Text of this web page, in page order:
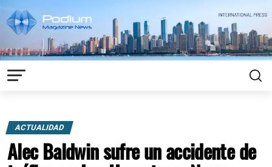
ACTUALIDAD
Alec Baldwin sufre un accidente de